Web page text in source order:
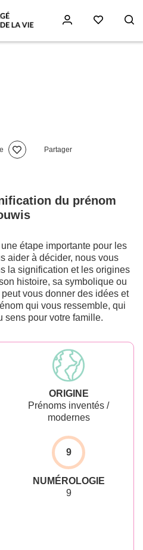
Partager
du prénom
étape importante pour les
aider à décider, nous vous
la signification et les origines
histoire, sa symbolique ou
vous donner des idées et
qui vous ressemble, qui
sens pour votre famille.
ORIGINE
Prénoms inventés /
modernes
9
NUMÉROLOGIE
9